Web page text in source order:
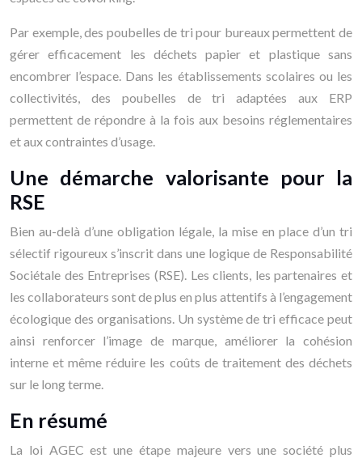
Par exemple, des poubelles de tri pour bureaux permettent de
gérer efficacement les déchets papier et plastique sans
encombrer l’espace. Dans les établissements scolaires ou les
collectivités, des poubelles de tri adaptées aux ERP
permettent de répondre à la fois aux besoins réglementaires
et aux contraintes d’usage.
Une démarche valorisante pour la
RSE
Bien au-delà d’une obligation légale, la mise en place d’un tri
sélectif rigoureux s’inscrit dans une logique de Responsabilité
Sociétale des Entreprises (RSE). Les clients, les partenaires et
les collaborateurs sont de plus en plus attentifs à l’engagement
écologique des organisations. Un système de tri efficace peut
ainsi renforcer l’image de marque, améliorer la cohésion
interne et même réduire les coûts de traitement des déchets
sur le long terme.
En résumé
La loi AGEC est une étape majeure vers une société plus